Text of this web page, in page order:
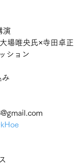
演
場唯央氏×寺田卓正
ション